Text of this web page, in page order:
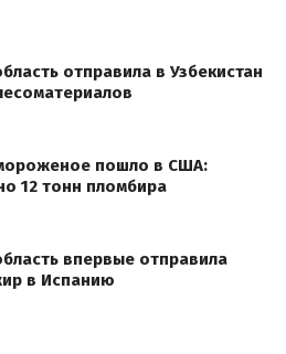
отправила в Узбекистан
пошло в США:
12 тонн пломбира
впервые отправила
в Испанию